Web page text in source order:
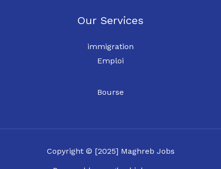
Our Services
immigration
Emploi
Bourse
Copyright © [2025] Maghreb Jobs